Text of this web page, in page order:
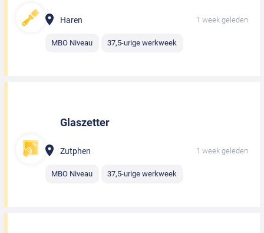
Haren 1 week geleden
MBO Niveau 37,5-urige werkweek
Glaszetter
Zutphen 1 week geleden
MBO Niveau 37,5-urige werkweek